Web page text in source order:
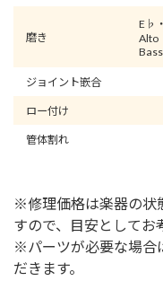
磨き
E♭
Alto
Bass
ジョイント嵌合
ロー付け
管体割れ
※修理価格は楽器の状
すので、目安としてお
※パーツが必要な場合
だきます。